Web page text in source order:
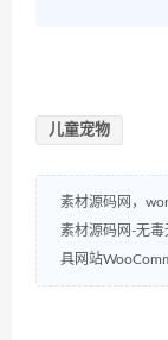
儿童宠物
素材源码网，
素材源码网-无
具网站